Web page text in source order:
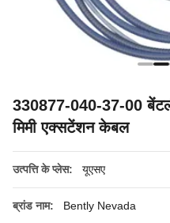
330877-040-37-00
मिमी एक्सटेंशन केबल
उत्पत्ति के प्लेस: यूएसए
ब्रांड नाम: Bently Nevada